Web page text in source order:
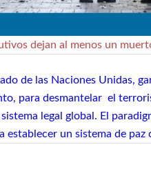
dejan al menos un
de las Naciones Unidas,
para desmantelar el
legal global. El
establecer un sistema de